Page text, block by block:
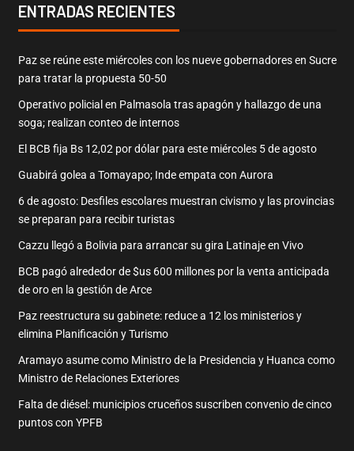
ENTRADAS RECIENTES
Paz se reúne este miércoles con los nueve gobernadores en Sucre
para tratar la propuesta 50-50
Operativo policial en Palmasola tras apagón y hallazgo de una
soga; realizan conteo de internos
El BCB fija Bs 12,02 por dólar para este miércoles 5 de agosto
Guabirá golea a Tomayapo; Inde empata con Aurora
6 de agosto: Desfiles escolares muestran civismo y las provincias
se preparan para recibir turistas
Cazzu llegó a Bolivia para arrancar su gira Latinaje en Vivo
BCB pagó alrededor de $us 600 millones por la venta anticipada
de oro en la gestión de Arce
Paz reestructura su gabinete: reduce a 12 los ministerios y
elimina Planificación y Turismo
Aramayo asume como Ministro de la Presidencia y Huanca como
Ministro de Relaciones Exteriores
Falta de diésel: municipios cruceños suscriben convenio de cinco
puntos con YPFB